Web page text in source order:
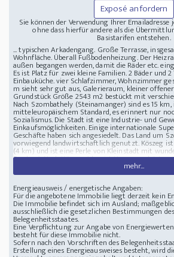
Exposé anfordern
Sie können der Verwendung Ihrer
ohne dass hierfür andere als die
Basistarifen entstehen.
... typischen Arkadengang. Große Terrasse,
Wohnfläche. Überall Fußbodenheizung. Der
außen begangen werden, damit die Räder etc.
Es ist Platz für zwei kleine Familien. 2 Bäder und
Einbauküche. vier Schlafzimmer, Wohnzimmer
m sieht sehr gut aus, Galerieraum, kleiner
Grundstück Größe 2543 m2 bestückt mit
Nach Szombathely (Steinamanger) sind es 15
mitteleuropäischem Standard, es erinnert nur
Sozialismus. Die Stadt ist eine Industrie- und
Einkaufsmöglichkeiten. Einige internationale
Geschäfte haben sich angesiedelt. Das Land um
vorwiegend landwirtschaftlich genutzt. Köszeg
(4 km) und ist eine Perle von Kleinstadt mit
Fresken). Nach Köszeg 4 km ist Ungarn gehört
Nemescso nach Graz, Wien oder Plattensee -
Minuten Zu den nächsten Thermen auf
Minuten, nach Burgenland/Steiermark ca. 20
Sofort beziehbar. Parzelle Nr. 58- Es wurde eine
eingebaut Heizung ist Fußbodenheizung Gas
(für Notfall). Das Haus ist wirklich sehr schön
für das Grundstück wird nichts berechnet Das
Dorfstrasse Kaution sind 3 Nettomieten, +
Steuern Haustier ist erlaubt, trotzdem bitte
nach westlichem Standard gebaut. Die Mauern
noch alte Bilder, das Haus ist jedoch mittlerweite
die kurze Mauer gestrichen. Land Ungarn Region
mehr...
Energieausweis / energetische Angaben:
Für die angebotene Immobilie liegt derzeit kein
Die Immobilie befindet sich im Ausland;
ausschließlich die gesetzlichen Bestimmungen
Belegenheitsstaates.
Eine Verpflichtung zur Angabe von
besteht für diese Immobilie nicht.
Sofern nach den Vorschriften des
Erstellung eines Energieausweises besteht, wird